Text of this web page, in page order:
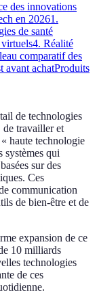
des innovations
en 20261.
de santé
4. Réalité
comparatif des
avant achatProduits
de technologies
de travailler et
haute technologie
systèmes qui
sur des
Ces
communication
de bien-être et de
expansion de ce
10 milliards
technologies
de ces